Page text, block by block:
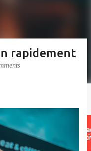
rapidement